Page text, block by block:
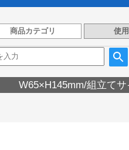
商品カテゴリ 使
W65×H145mm/組立てサ